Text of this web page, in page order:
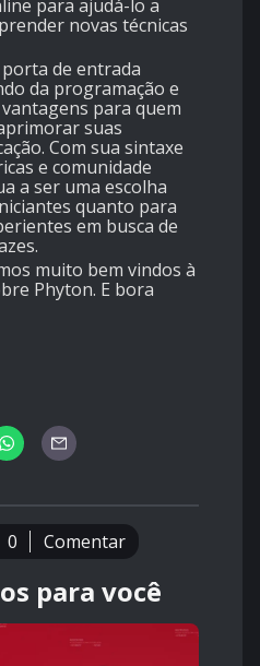
para ajudá-lo a
novas técnicas
de entrada
da programação e
para quem
suas
Com sua sintaxe
e comunidade
a ser uma escolha
quanto para
em busca de
muito bem vindos à
Phyton. E bora
0 Comentar
para você